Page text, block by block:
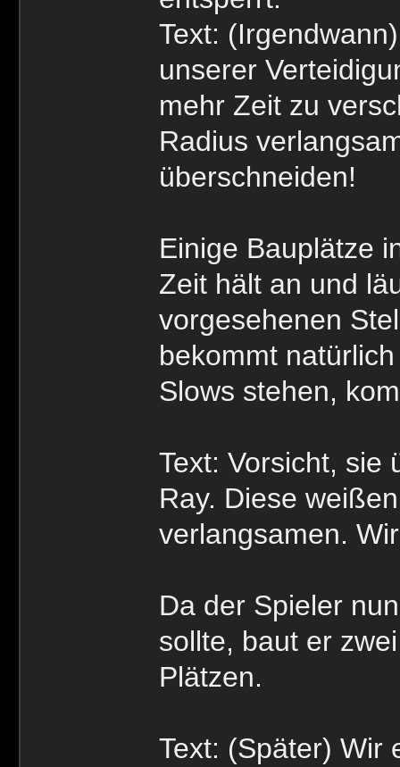
Text:
unserer
mehr Zeit zu
Radius
überschneiden!
Einige Bauplätze
Zeit hält an und
vorgesehenen
bekommt
Slows stehen,
Text: Vorsicht, sie
Ray. Diese
verlangsamen.
Da der Spieler
sollte, baut er
Plätzen.
Text: (Später) Wir